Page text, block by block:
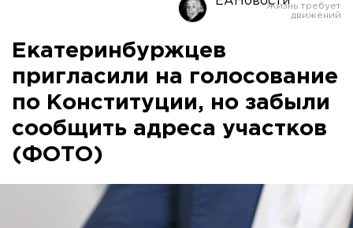
Екатеринбуржцев
пригласили на голосование
по Конституции, но забыли
сообщить адреса участков
(ФОТО)